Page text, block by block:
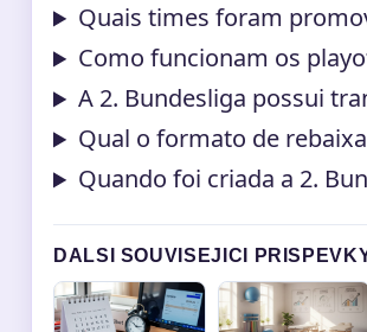
Quais times foram
Como funcionam os
A 2. Bundesliga possui
Qual o formato de
Quando foi criada a 2.
DALSI SOUVISEJICI